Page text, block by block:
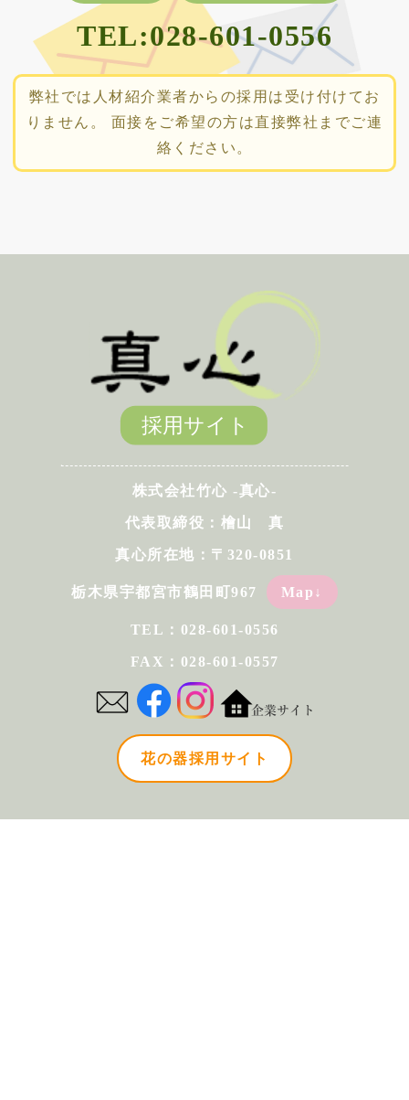
TEL:028-601-0556
弊社では人材紹介業者からの採用は受け付けてお
りません。
面接をご希望の方は直接弊社までご連
絡ください。
株式会社竹心 -真心-
代表取締役：檜山 真
真心所在地：〒320-0851
栃木県宇都宮市鶴田町967 Map↓
TEL：028-601-0556
FAX：028-601-0557
花の器採用サイト